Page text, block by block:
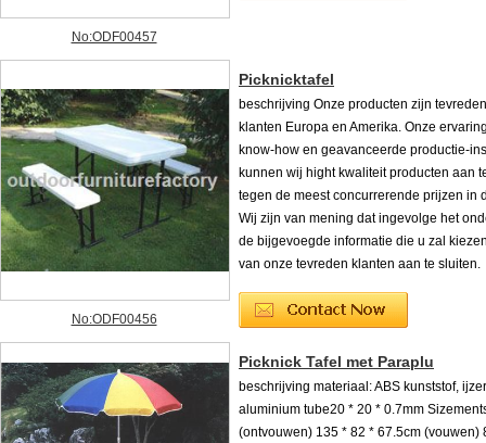
No:ODF00457
No:ODF00456
Picknicktafel
beschrijving Onze producten zijn
klanten Europa en Amerika. Onze
know-how en geavanceerde productie-
kunnen wij hight kwaliteit producten aan
tegen de meest concurrerende prijzen in
Wij zijn van mening dat ingevolge het
de bijgevoegde informatie die u zal
van onze tevreden klanten aan te sluiten.
Picknick Tafel met Paraplu
beschrijving materiaal: ABS kunststof,
aluminium tube20 * 20 * 0.7mm
(ontvouwen) 135 * 82 * 67.5cm (vouwen)